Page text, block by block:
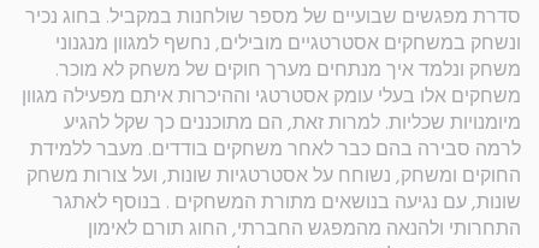
סדרת מפגשים שבועיים של מספר שולחנות במקביל. בחוג נכיר
ונשחק במשחקים אסטרטגיים מובילים, נחשף למגוון מנגנוני
משחק ונלמד איך מנתחים מערך חוקים של משחק לא מוכר.
משחקים אלו בעלי עומק אסטרטגי וההיכרות איתם מפעילה מגוון
מיומנויות שכליות. למרות זאת, הם מתוכננים כך שקל להגיע
לרמה סבירה בהם כבר לאחר משחקים בודדים. מעבר ללמידת
החוקים ומשחק, נשוחח על אסטרטגיות שונות, ועל צורות משחק
שונות, עם נגיעה בנושאים מתורת המשחקים . בנוסף לאתגר
התחרותי ולהנאה מהמפגש החברתי, החוג תורם לאימון